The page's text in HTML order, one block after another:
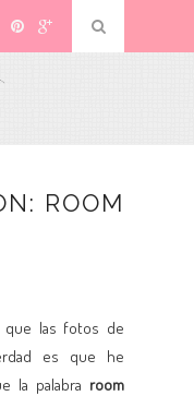
ROOM
que las fotos de
es que he
la palabra room